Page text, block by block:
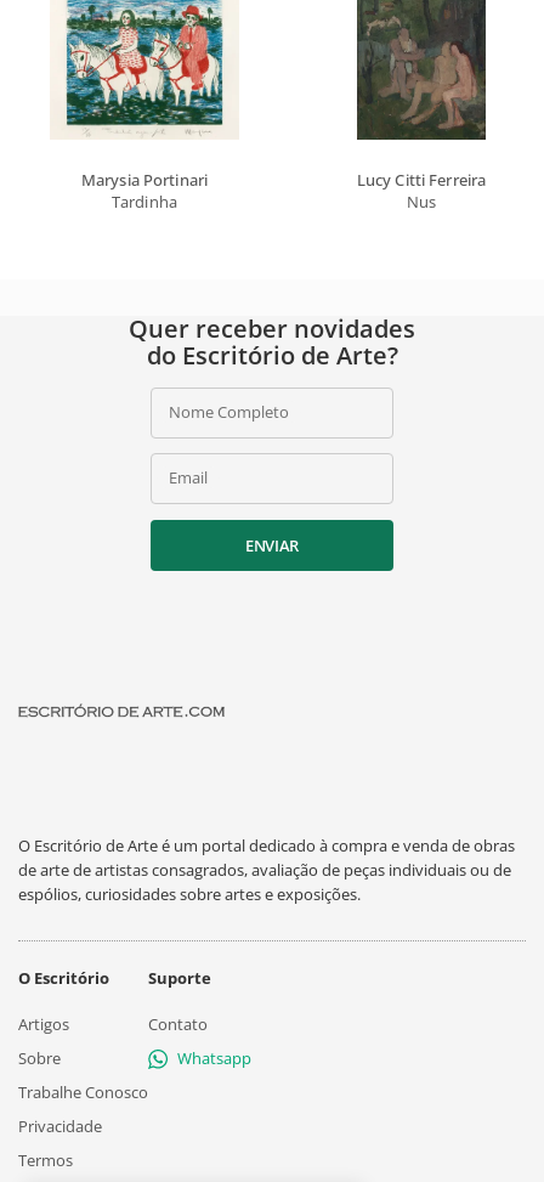
Marysia Portinari
Tardinha
Lucy Citti Ferreira
Nus
Quer receber novidades
do Escritório de Arte?
Nome Completo
Email
ENVIAR
O Escritório de Arte é um portal dedicado à compra e venda de obras
de arte de artistas consagrados, avaliação de peças individuais ou de
espólios, curiosidades sobre artes e exposições.
O Escritório
Artigos
Sobre
Trabalhe Conosco
Privacidade
Termos
Suporte
Contato
Whatsapp